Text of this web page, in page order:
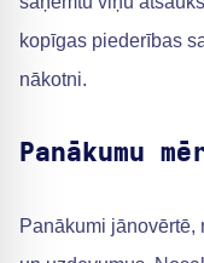
kopīgas piederības
nākotni.
Panākumu
Panākumi jānovērtē,